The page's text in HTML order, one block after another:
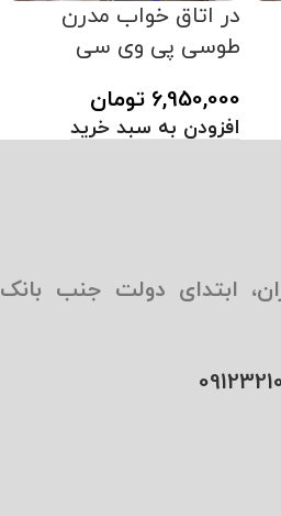
در اتاق خواب مدرن
طوسی پی وی سی
6,950,000 تومان
افزودن به سبد خرید
ابتدای دولت جنب بانک